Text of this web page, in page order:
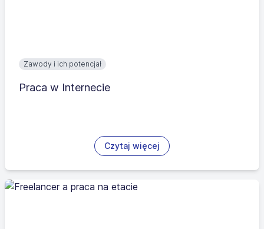
Zawody i ich potencjał
Praca w Internecie
Czytaj więcej